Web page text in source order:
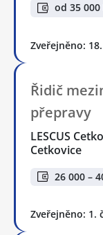
od 35 000
Zveřejněno:
Řidič
přepravy
LESCUS
Cetkovice
26 000 –
Zveřejněno: 1.